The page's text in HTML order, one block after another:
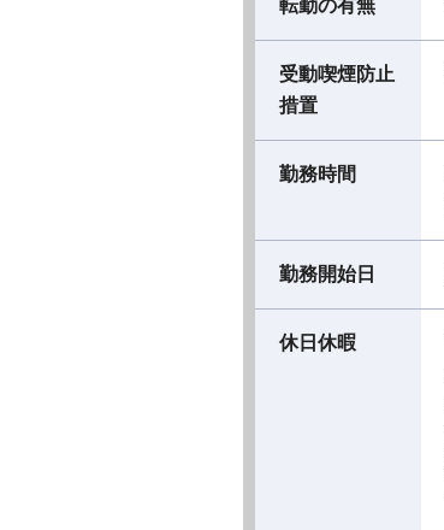
転勤の有無
受動喫煙防止
措置
勤務時間
勤務開始日
休日休暇